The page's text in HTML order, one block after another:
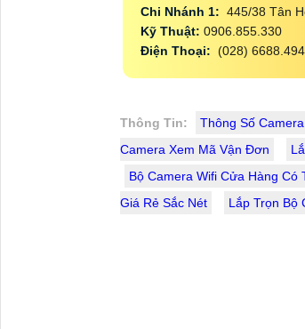
Chi Nhánh 1: 445/38 Tân
Kỹ Thuật: 0906.855.330
Điện Thoại: (028)
Thông Tin: Thông Số
Camera Xem Mã Vận Đơn
Bộ Camera Wifi Cửa Hàng Có
Giá Rẻ Sắc Nét
Lắp Trọn Bộ